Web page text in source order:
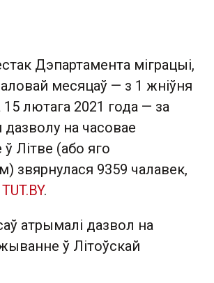
Дэпартамента міграцыі,
месяцаў — з 1 жніўня
15 лютага 2021 года — за
на часовае
Літве (або яго
звярнулася 9359 чалавек,
TUT.BY.
атрымалі дазвол на
ў Літоўскай